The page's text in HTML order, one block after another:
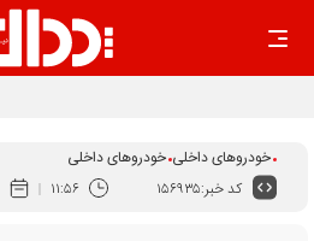
خودروهای داخلی خودروهای داخلی
کد خبر:۱۵۶۹۳۵ ۱۱:۵۶